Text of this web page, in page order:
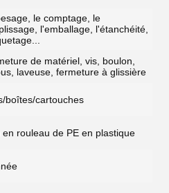
le comptage, le
l'emballage, l'étanchéité,
de matériel, vis, boulon,
laveuse, fermeture à glissière
boîtes/cartouches
en rouleau de PE en plastique